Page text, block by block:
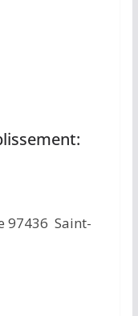
97436 Saint-